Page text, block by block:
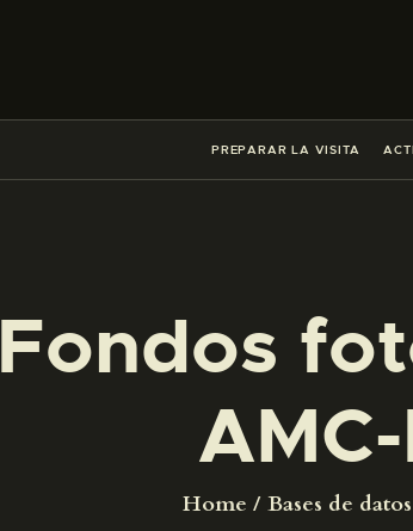
PREPARAR LA VISITA
Fondos
Home Bases de datos
█